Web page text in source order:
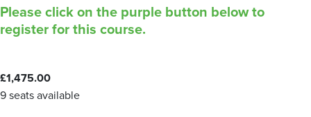
Please click on the purple button below to
register for this course.
£1,475.00
9 seats available